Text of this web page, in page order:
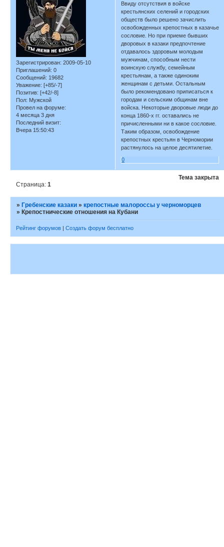
Зарегистрирован: 2009-05-10
Приглашений: 0
Сообщений: 19682
Уважение: [+85/-7]
Позитив: [+42/-8]
Пол: Мужской
Провел на форуме:
4 месяца 3 дня
Последний визит:
Вчера 15:50:43
Ввиду отсутствия в войске
крестьянских селений и городских
обществ было решено зачислить
освобожденных крепостных в казачье
сословие. Но при приеме бывших
дворовых в казаки предпочтение
отдавалось здоровым молодым
мужчинам, способным нести
воинскую службу, семейным
крестьянам, а также одиноким
женщинам с детьми. Остальным
было рекомендовано приписаться к
городам и сельским общинам вне
войска. Некоторые дворовые люди до
конца 1860-х гг. оставались не
причисленными ни в какое сословие.
Таким образом, освобождение
крепостных крестьян в Черномории
растянулось на целое десятилетие.
0
Тема закрыта
Страница:1
» Гребенские казаки »крепостные малороссы у черноморцев
» Крепостнические отношения на Кубани
Рейтинг форумов | Создать форум бесплатно